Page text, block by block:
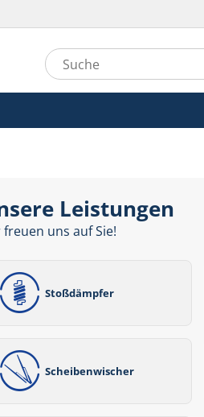
Leistungen
freuen uns auf Sie!
Stoßdämpfer
Scheibenwischer